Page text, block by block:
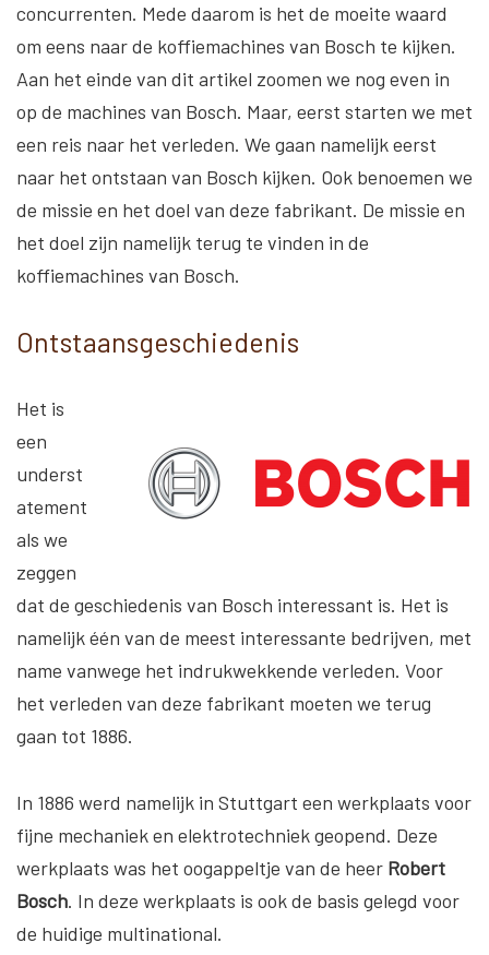
concurrenten. Mede daarom is het de moeite waard
om eens naar de koffiemachines van Bosch te kijken.
Aan het einde van dit artikel zoomen we nog even in
op de machines van Bosch. Maar, eerst starten we met
een reis naar het verleden. We gaan namelijk eerst
naar het ontstaan van Bosch kijken. Ook benoemen we
de missie en het doel van deze fabrikant. De missie en
het doel zijn namelijk terug te vinden in de
koffiemachines van Bosch.
Ontstaansgeschiedenis
Het is
een
underst
atement
als we
zeggen
dat de geschiedenis van Bosch interessant is. Het is
namelijk één van de meest interessante bedrijven, met
name vanwege het indrukwekkende verleden. Voor
het verleden van deze fabrikant moeten we terug
gaan tot 1886.
In 1886 werd namelijk in Stuttgart een werkplaats voor
fijne mechaniek en elektrotechniek geopend. Deze
werkplaats was het oogappeltje van de heer Robert
Bosch. In deze werkplaats is ook de basis gelegd voor
de huidige multinational.